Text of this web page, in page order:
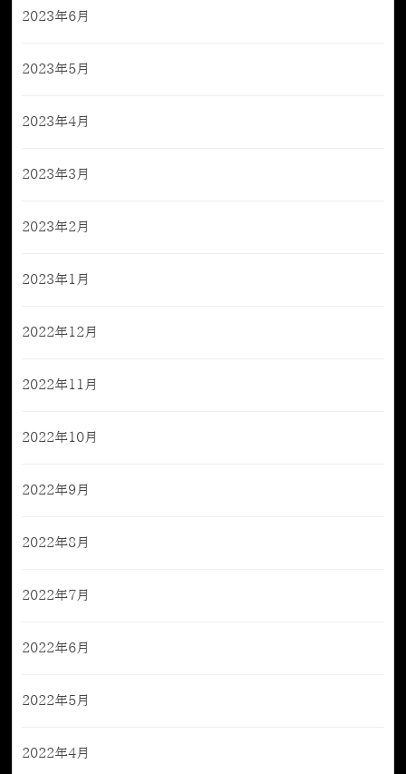
2023年6月
2023年5月
2023年4月
2023年3月
2023年2月
2023年1月
2022年12月
2022年11月
2022年10月
2022年9月
2022年8月
2022年7月
2022年6月
2022年5月
2022年4月